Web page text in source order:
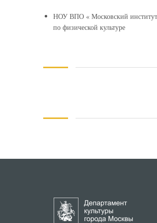
НОУ ВПО « Московский институт
по физической культуре